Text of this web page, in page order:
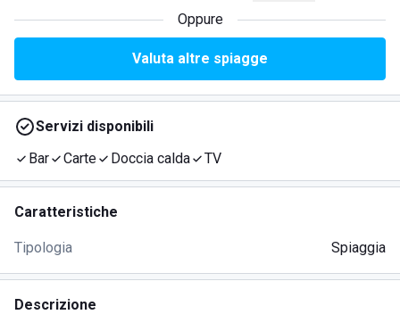
Oppure
Valuta altre spiagge
Servizi disponibili
Bar
Carte Doccia calda TV
Caratteristiche
Tipologia Spiaggia
Descrizione